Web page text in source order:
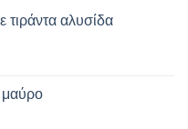
τιράντα αλυσίδα
μαύρο